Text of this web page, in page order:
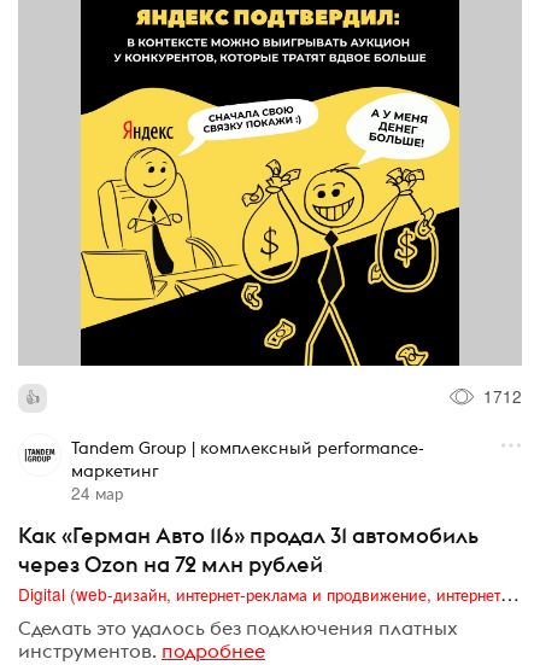
1712
Tandem Group | комплексный performance-
маркетинг
24 мар
Как «Герман Авто 116» продал 31 автомобиль
через Ozon на 72 млн рублей
Digital (web-дизайн, интернет-реклама и продвижение, интернет-сообщества и блоги, интернет-коммуникации, мобильный маркетинг, реклама на цифровых экранах)
Сделать это удалось без подключения платных
инструментов. подробнее